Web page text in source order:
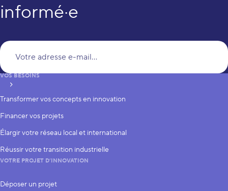
informé·e
S’inscrire
VOS BESOINS
Transformer vos concepts en innovation
Financer vos projets
Élargir votre réseau local et international
Réussir votre transition industrielle
VOTRE PROJET D’INNOVATION
Déposer un projet